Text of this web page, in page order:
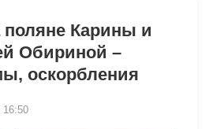
Карины и
Обириной –
оскорбления
16:50